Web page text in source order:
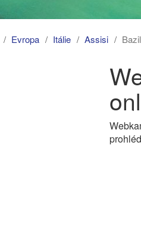
Evropa Itálie Assisi